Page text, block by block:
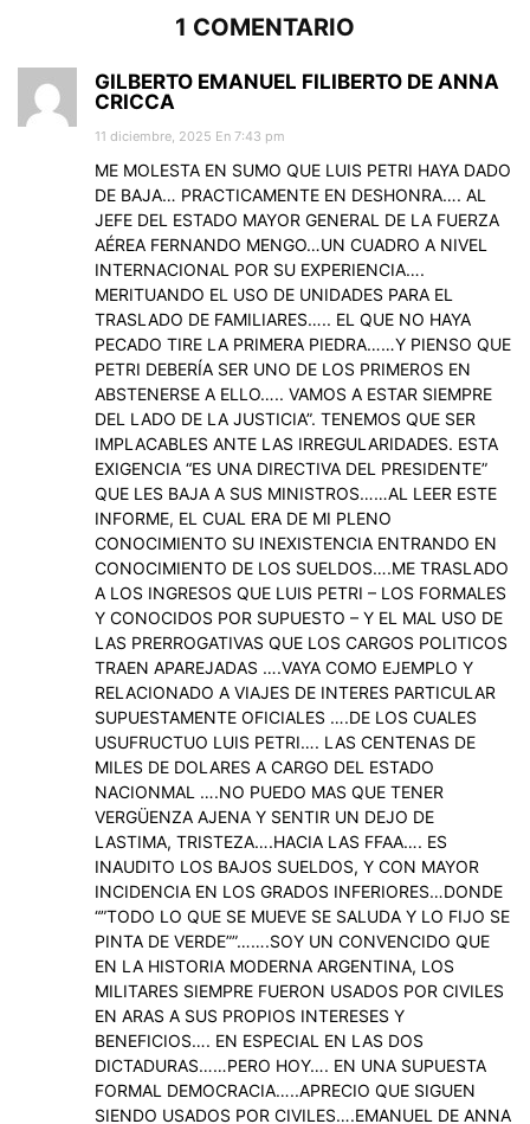
1 COMENTARIO
GILBERTO EMANUEL FILIBERTO DE ANNA
CRICCA
11 diciembre, 2025 En 7:43 pm
ME MOLESTA EN SUMO QUE LUIS PETRI HAYA DADO
DE BAJA… PRACTICAMENTE EN DESHONRA…. AL
JEFE DEL ESTADO MAYOR GENERAL DE LA FUERZA
AÉREA FERNANDO MENGO…UN CUADRO A NIVEL
INTERNACIONAL POR SU EXPERIENCIA….
MERITUANDO EL USO DE UNIDADES PARA EL
TRASLADO DE FAMILIARES….. EL QUE NO HAYA
PECADO TIRE LA PRIMERA PIEDRA……Y PIENSO QUE
PETRI DEBERÍA SER UNO DE LOS PRIMEROS EN
ABSTENERSE A ELLO….. VAMOS A ESTAR SIEMPRE
DEL LADO DE LA JUSTICIA”. TENEMOS QUE SER
IMPLACABLES ANTE LAS IRREGULARIDADES. ESTA
EXIGENCIA “ES UNA DIRECTIVA DEL PRESIDENTE”
QUE LES BAJA A SUS MINISTROS……AL LEER ESTE
INFORME, EL CUAL ERA DE MI PLENO
CONOCIMIENTO SU INEXISTENCIA ENTRANDO EN
CONOCIMIENTO DE LOS SUELDOS….ME TRASLADO
A LOS INGRESOS QUE LUIS PETRI – LOS FORMALES
Y CONOCIDOS POR SUPUESTO – Y EL MAL USO DE
LAS PRERROGATIVAS QUE LOS CARGOS POLITICOS
TRAEN APAREJADAS ….VAYA COMO EJEMPLO Y
RELACIONADO A VIAJES DE INTERES PARTICULAR
SUPUESTAMENTE OFICIALES ….DE LOS CUALES
USUFRUCTUO LUIS PETRI…. LAS CENTENAS DE
MILES DE DOLARES A CARGO DEL ESTADO
NACIONMAL ….NO PUEDO MAS QUE TENER
VERGÜENZA AJENA Y SENTIR UN DEJO DE
LASTIMA, TRISTEZA….HACIA LAS FFAA…. ES
INAUDITO LOS BAJOS SUELDOS, Y CON MAYOR
INCIDENCIA EN LOS GRADOS INFERIORES…DONDE
“”TODO LO QUE SE MUEVE SE SALUDA Y LO FIJO SE
PINTA DE VERDE””…….SOY UN CONVENCIDO QUE
EN LA HISTORIA MODERNA ARGENTINA, LOS
MILITARES SIEMPRE FUERON USADOS POR CIVILES
EN ARAS A SUS PROPIOS INTERESES Y
BENEFICIOS…. EN ESPECIAL EN LAS DOS
DICTADURAS……PERO HOY…. EN UNA SUPUESTA
FORMAL DEMOCRACIA…..APRECIO QUE SIGUEN
SIENDO USADOS POR CIVILES….EMANUEL DE ANNA